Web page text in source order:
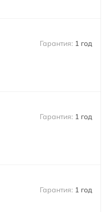
1 год
1 год
1 год